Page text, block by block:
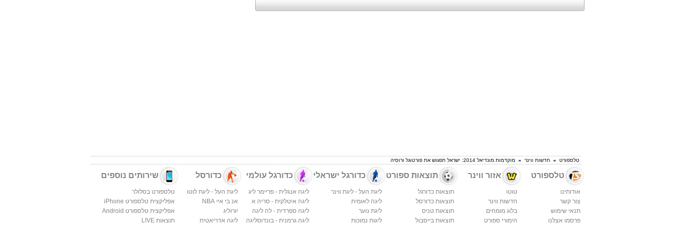
טלספורט » חדשות ווינר » מוקדמות מונדיאל 2014: ישראל תפגוש את פורטוגל ורוסיה
טלספורט
אודותינו
צור קשר
תנאי שימוש
פרסמו אצלנו
אזור ווינר
טוטו
חדשות ווינר
בלוג מומחים
הימורי ספורט
תוצאות ספורט
תוצאות כדורגל
תוצאות כדורסל
תוצאות טניס
תוצאות בייסבול
כדורגל ישראלי
ליגת העל - ליגת ווינר
ליגה לאומית
ליגת נוער
ליגות נמוכות
כדורגל עולמי
ליגה אנגלית - פריימר ליג
ליגה איטלקית - סריה א
ליגה ספרדית - לה ליגה
ליגה גרמנית - בונדוסליגה
כדורסל
ליגת העל - ליגת לוטו
אנ בי איי NBA
יורוליג
ליגה אדריאטית
שירותים נוספים
טלספורט בסלולר
אפליקצית טלספורט iPhone
אפליקצית טלספורט Android
תוצאות LIVE